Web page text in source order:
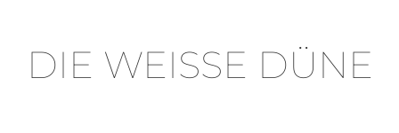
DIE WEISSE DÜNE